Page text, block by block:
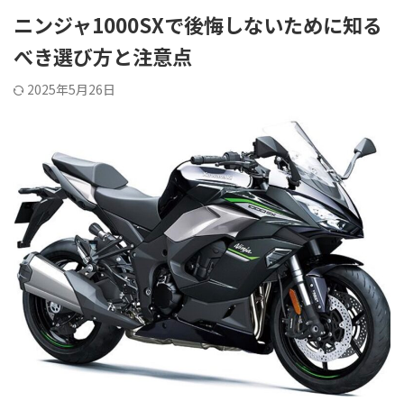
ニンジャ1000SXで後悔しないために知る
べき選び方と注意点
2025年5月26日